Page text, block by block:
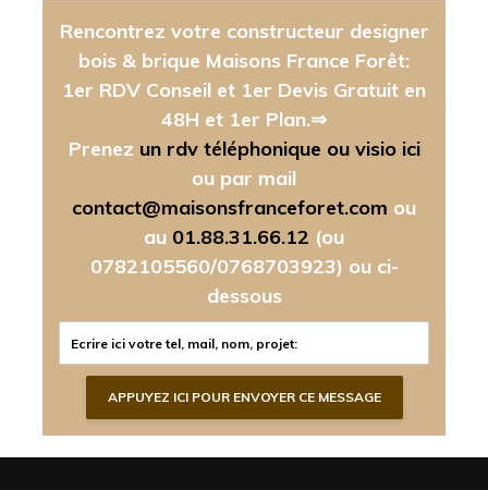
Rencontrez votre constructeur designer
bois & brique Maisons France Forêt:
1er RDV Conseil et 1er Devis Gratuit en
48H et 1er Plan.⇒
Prenez un rdv téléphonique ou visio ici
ou par mail
contact@maisonsfranceforet.com ou
au 01.88.31.66.12 (ou
0782105560/0768703923) ou ci-
dessous